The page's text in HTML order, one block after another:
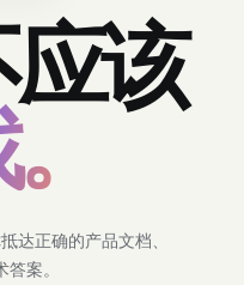
该
达正确的产品文档、
案。